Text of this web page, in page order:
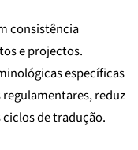
consistência
e projectos.
específicas
reduz
de tradução.